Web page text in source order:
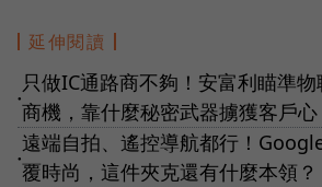
延伸閱讀
●
只做IC通路商不夠！安富利瞄準物
商機，靠什麼秘密武器擄獲客戶心
●
遠端自拍、遙控導航都行！
覆時尚，這件夾克還有什麼本領？